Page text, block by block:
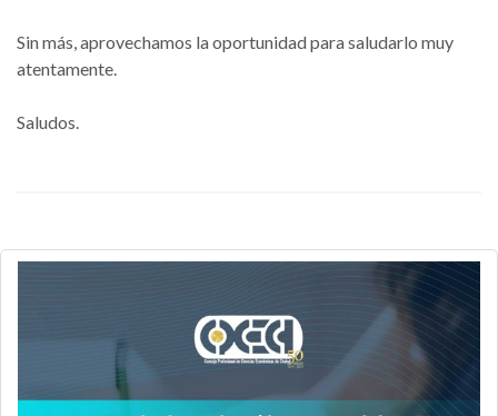
Sin más, aprovechamos la oportunidad para saludarlo muy
atentamente.
Saludos.